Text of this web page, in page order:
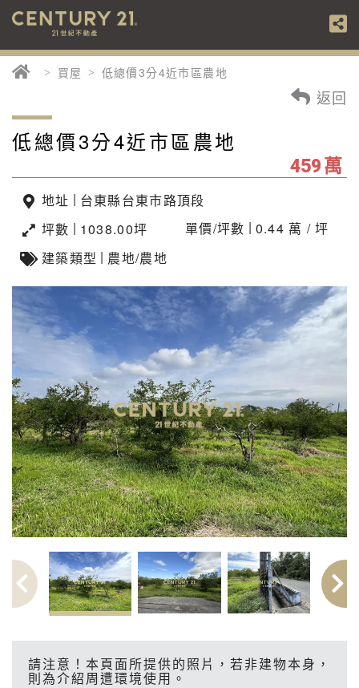
買屋 低總價3分4近市區農地
返回
低總價3分4近市區農地
459萬
地址 | 台東縣台東市路頂段
坪數 | 1038.00坪 單價/坪數 | 0.44 萬 / 坪
建築類型 | 農地/農地
請注意！本頁面所提供的照片，若非建物本身，
則為介紹周遭環境使用。